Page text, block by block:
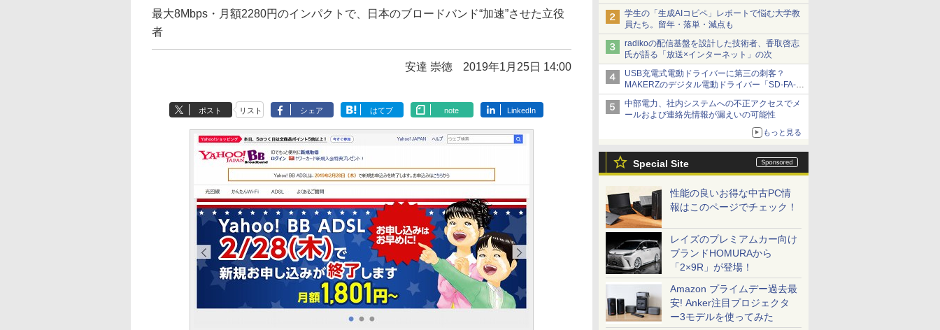
学生の「生成AIコピペ」レポートで悩む大学教
員たち。留年・落単・減点も
radikoの配信基盤を設計した技術者、香取啓志
氏が語る「放送×インターネット」の次
USB充電式電動ドライバーに第三の刺客？
MAKERZのデジタル電動ドライバー「SD-FA-
2000L」を、ベッセル、パナソニックと比較し
てみた 【テレワークグッズ・ミニレビュー 第
165回】
中部電力、社内システムへの不正アクセスでメ
ールおよび連絡先情報が漏えいの可能性
もっと見る
Special Site
性能の良いお得な中古PC情
報はこのページでチェック！
レイズのプレミアムカー向け
ブランドHOMURAから
「2×9R」が登場！
Amazon プライムデー過去最
安! Anker注目プロジェクタ
ー3モデルを使ってみた
最大8Mbps・月額2280円のインパクトで、日本のブロードバンド“加速”させた立役
者
安達 崇徳 2019年1月25日 14:00
ポスト リスト シェア はてブ note LinkedIn